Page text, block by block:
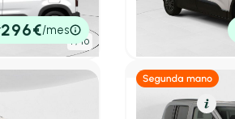
1/ 10
296€/mes
49.610 km
18.490€
Diésel